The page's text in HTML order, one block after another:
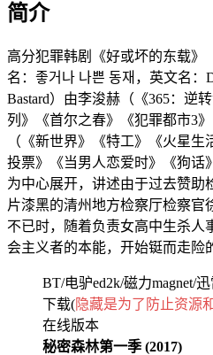
简介
高分犯罪韩剧《好或坏的东载》
名：좋거나 나쁜 동재，英文名：
Bastard）由李浚赫（《365：逆
列》《首尔之春》《犯罪都市3
（《新世界》《特工》《火星
投票》《当男人恋爱时》《狗话
为中心展开，讲述由于过去赞助
片漆黑的清州地方检察厅检察官
不已时，随着负责女高中生杀人
会主义者的本能，开始铤而走险
BT/电驴ed2k/磁力magnet/
下载(隐藏是为了防止资源
在线版本
秘密森林第一季 (2017)